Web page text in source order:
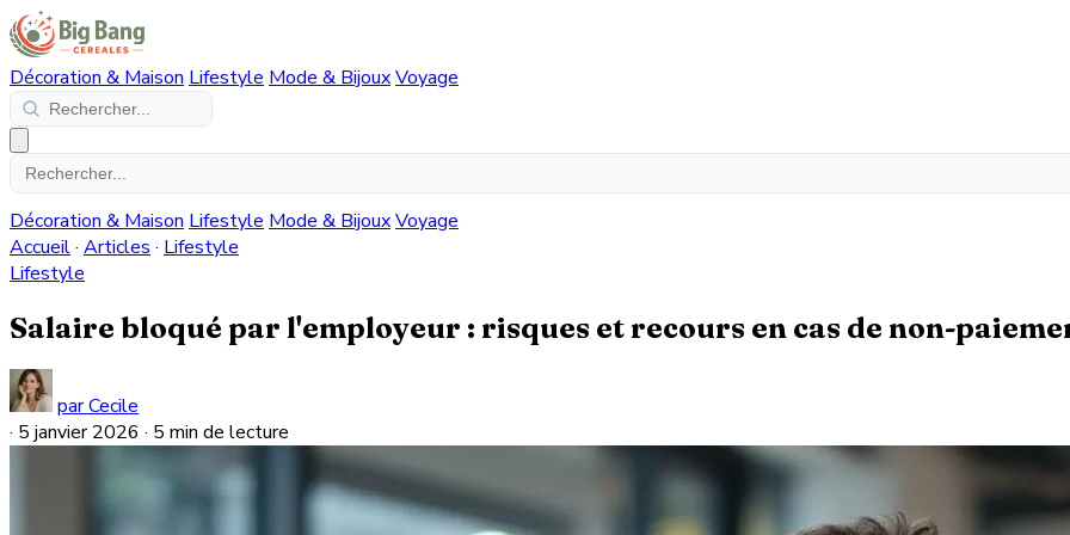
Décoration & Maison Lifestyle Mode & BijouxVoyage
Décoration & Maison Lifestyle Mode & BijouxVoyage
Accueil· Articles · Lifestyle
Lifestyle
Salaire bloqué par l'employeur : risques et recours en cas de non-
par Cecile
· 5 janvier 2026 · 5 min de lecture